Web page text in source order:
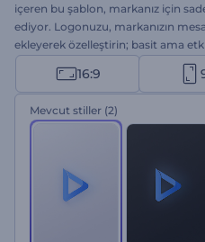
içeren bu şablon, markanız için
ediyor. Logonuzu, markanızın
ekleyerek özelleştirin; basit ama
tanıtımları, ürün lansmanları,
outroları gibi birçok proje için
oluşturun, markanızı parlatın!
16:9
Mevcut stiller (2)